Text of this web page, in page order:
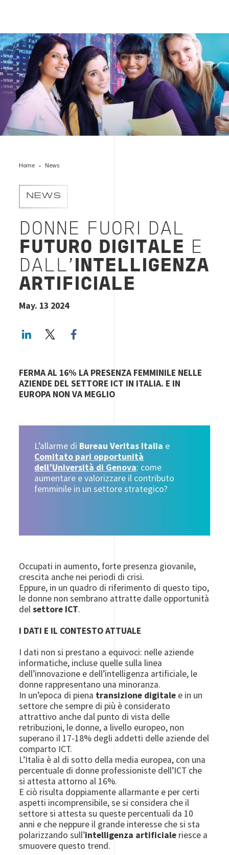
donne_ict_prova_3
Home News
NEWS
DONNE FUORI DAL
FUTURO DIGITALE
E
DALL’
INTELLIGENZA
ARTIFICIALE
May. 13 2024
LinkedInTwitter
FERMA AL 16% LA PRESENZA FEMMINILE NELLE
AZIENDE DEL SETTORE ICT IN ITALIA. E IN
EUROPA NON VA MEGLIO
L’allarme di Bureau Veritas Italia e
Comitato pari opportunità
dell’Università di Genova: come
aumentare e valorizzare il contributo
femminile in un settore strategico?
Occupati in aumento, forte presenza giovanile,
crescita anche nei periodi di crisi.
Eppure, in un quadro di riferimento di questo tipo,
le donne non sembrano attratte dalle opportunità
delsettore ICT.
I DATI E IL CONTESTO ATTUALE
I dati non si prestano a equivoci: nelle aziende
informatiche, incluse quelle sulla linea
dell’innovazione e dell’intelligenza artificiale, le
donne rappresentano una minoranza.
In un’epoca di piena transizione digitale e in un
settore che sempre di più è considerato
attrattivo anche dal punto di vista delle
retribuzioni, le donne, a livello europeo, non
superano il 17-18% degli addetti delle aziende del
comparto ICT.
L’Italia è al di sotto della media europea, con una
percentuale di donne professioniste dell’ICT che
si attesta attorno al 16%.
E ciò risulta doppiamente allarmante e per certi
aspetti incomprensibile, se si considera che il
settore si attesta su queste percentuali da 10
anni e che neppure il grande interesse che si sta
polarizzando sull’intelligenza artificiale riesce a
smuovere questo trend.